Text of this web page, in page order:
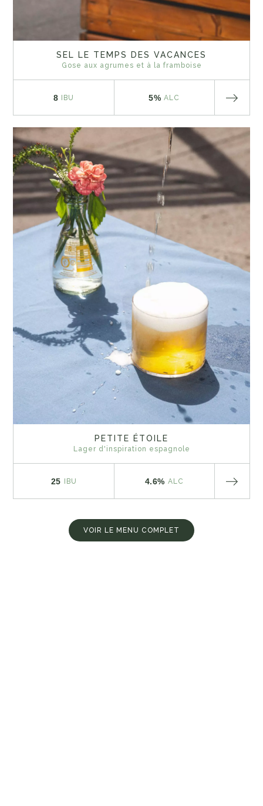
SEL LE TEMPS DES VACANCES
Gose aux agrumes et à la framboise
8 IBU 5% ALC
PETITE ÉTOILE
Lager d'inspiration espagnole
25 IBU 4.6% ALC
VOIR LE MENU COMPLET